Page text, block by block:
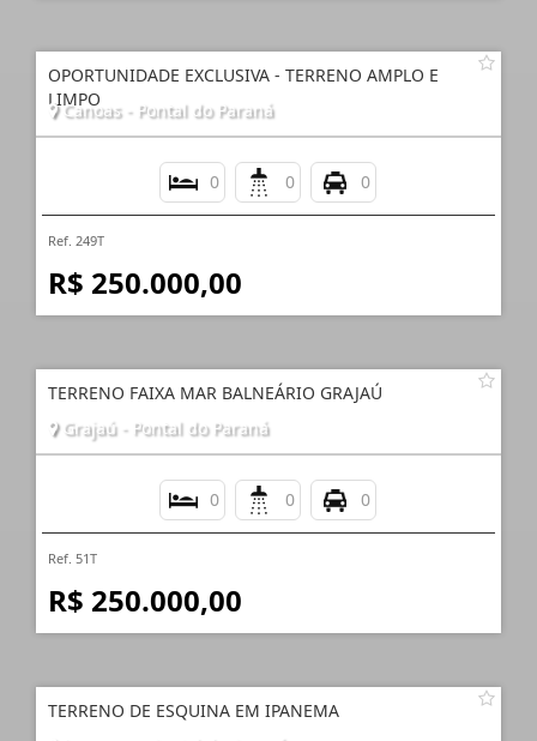
OPORTUNIDADE EXCLUSIVA - TERRENO AMPLO E
LIMPO
Canoas - Pontal do Paraná
0 0 0
Ref. 249T
R$ 250.000,00
TERRENO FAIXA MAR BALNEÁRIO GRAJAÚ
Grajaú - Pontal do Paraná
0 0 0
Ref. 51T
R$ 250.000,00
TERRENO DE ESQUINA EM IPANEMA